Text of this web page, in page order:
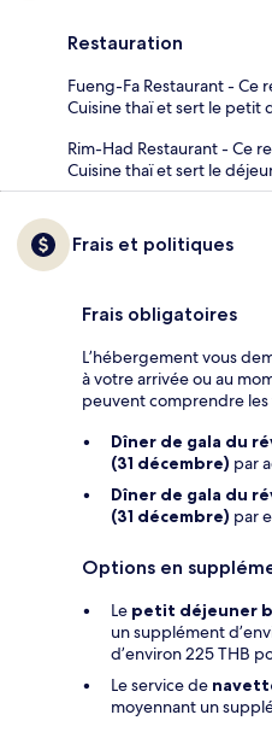
Restauration
Fueng-Fa Restaurant - Ce
Cuisine thaï et sert le petit
Rim-Had Restaurant - Ce
Cuisine thaï et sert le
Frais et politiques
Frais obligatoires
L’hébergement vous
à votre arrivée ou au
peuvent comprendre les
Dîner de gala du
(31 décembre) par
Dîner de gala du
(31 décembre) par
Options en
Le petit déjeuner
un supplément
d’environ 225 THB
Le service de
moyennant un